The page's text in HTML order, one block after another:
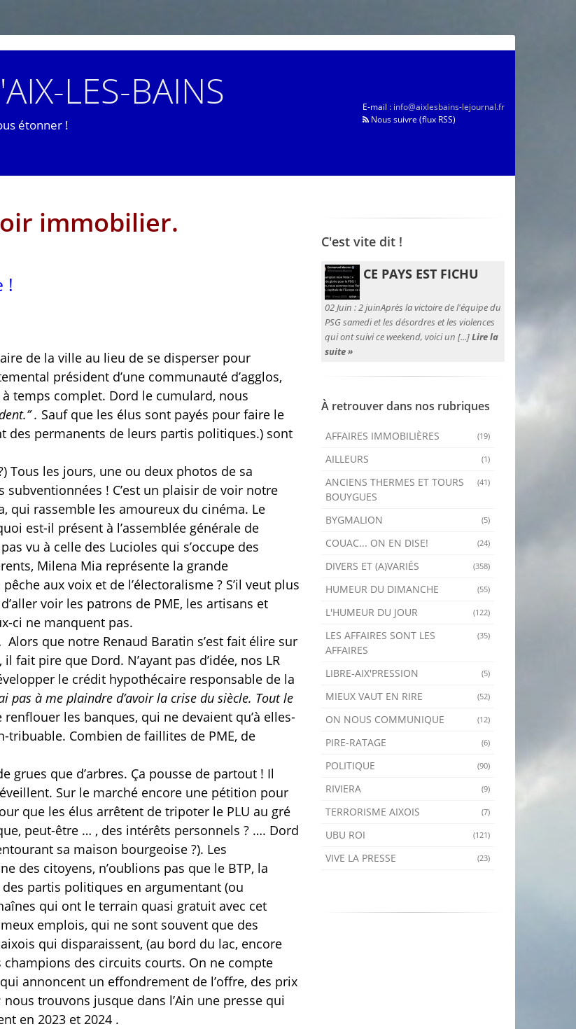
LES-BAINS
étonner !
E-mail : info@aixlesbains-lejournal.fr
Nous suivre (flux RSS)
immobilier.
!
de la ville au lieu de se disperser pour
président d’une communauté d’agglos,
temps complet. Dord le cumulard, nous
. Sauf que les élus sont payés pour faire le
des permanents de leurs partis politiques.) sont
Tous les jours, une ou deux photos de sa
! C’est un plaisir de voir notre
qui rassemble les amoureux du cinéma. Le
est-il présent à l’assemblée générale de
vu à celle des Lucioles qui s’occupe des
Milena Mia représente la grande
aux voix et de l’électoralisme ? S’il veut plus
voir les patrons de PME, les artisans et
ci ne manquent pas.
Alors que notre Renaud Baratin s’est fait élire sur
fait pire que Dord. N’ayant pas d’idée, nos LR
le crédit hypothécaire responsable de la
pas à me plaindre d’avoir la crise du siècle. Tout le
les banques, qui ne devaient qu’à elles-
tribuable. Combien de faillites de PME, de
grues que d’arbres. Ça pousse de partout ! Il
Sur le marché encore une pétition pour
que les élus arrêtent de tripoter le PLU au gré
peut-être … , des intérêts personnels ? …. Dord
sa maison bourgeoise ?). Les
des citoyens, n’oublions pas que le BTP, la
partis politiques en argumentant (ou
qui ont le terrain quasi gratuit avec cet
emplois, qui ne sont souvent que des
qui disparaissent, (au bord du lac, encore
des circuits courts. On ne compte
annoncent un effondrement de l’offre, des prix
trouvons jusque dans l’Ain une presse qui
en 2023 et 2024 .
C'est vite dit !
CE PAYS EST FICHU
02 Juin :2 juinAprès la victoire de l'équipe du
PSG samedi et les désordres et les violences
qui ont suivi ce weekend, voici un [...]Lire la
suite »
À retrouver dans nos rubriques
(19)
AFFAIRES IMMOBILIÈRES
(1)
AILLEURS
(41)
ANCIENS THERMES ET TOURS
BOUYGUES
(5)
BYGMALION
(24)
COUAC... ON EN DISE!
(358)
DIVERS ET (A)VARIÉS
(55)
HUMEUR DU DIMANCHE
(122)
L'HUMEUR DU JOUR
(35)
LES AFFAIRES SONT LES
AFFAIRES
(5)
LIBRE-AIX'PRESSION
(52)
MIEUX VAUT EN RIRE
(12)
ON NOUS COMMUNIQUE
(6)
PIRE-RATAGE
(90)
POLITIQUE
(9)
RIVIERA
(7)
TERRORISME AIXOIS
(121)
UBU ROI
(23)
VIVE LA PRESSE